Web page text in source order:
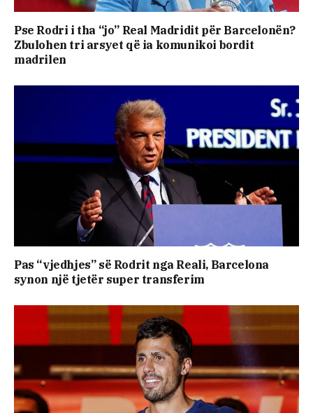
Pse Rodri i tha “jo” Real Madridit për Barcelonën?
Zbulohen tri arsyet që ia komunikoi bordit
madrilen
Pas “vjedhjes” së Rodrit nga Reali, Barcelona
synon një tjetër super transferim